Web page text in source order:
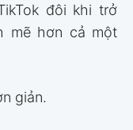
đôi khi trở
mẽ hơn cả một
giản.